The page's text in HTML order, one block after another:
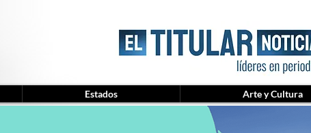
Estados Arte y Cultura